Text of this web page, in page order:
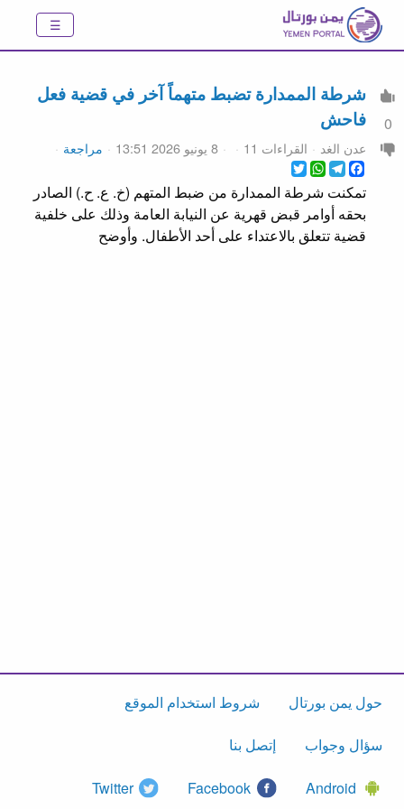
0
شرطة الممدارة تضبط متهماً آخر في قضية فعل
فاحش
عدن الغد القراءات 11 8 يونيو 2026 13:51
مراجعة
Twitter
WhatsApp
Telegram
Facebook
تمكنت شرطة الممدارة من ضبط المتهم (خ. ع. ح.) الصادر
بحقه أوامر قبض قهرية عن النيابة العامة وذلك على خلفية
قضية تتعلق بالاعتداء على أحد الأطفال. وأوضح
حول يمن بورتال شروط استخدام الموقع
سؤال وجواب إتصل بنا
Android
Facebook
Twitter